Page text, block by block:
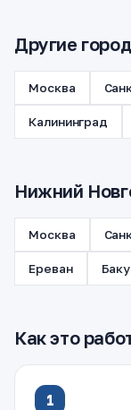
Другие
Москва
Калининград
Нижний
Москва
Ереван Баку
Как это
1